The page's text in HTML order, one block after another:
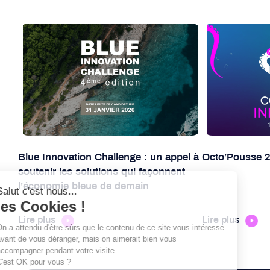
Blue Innovation Challenge : un appel à
soutenir les solutions qui façonnent
l’économie bleue de demain
Lire plus
Octo’Pousse
Lire plus